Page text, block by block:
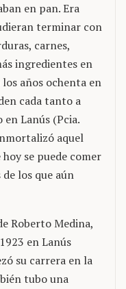
en pan. Era
terminar con
carnes,
ingredientes en
años ochenta en
cada tanto a
Lanús (Pcia.
aquel
hoy se puede comer
los que aún
Roberto Medina,
en Lanús
su carrera en la
tubo una